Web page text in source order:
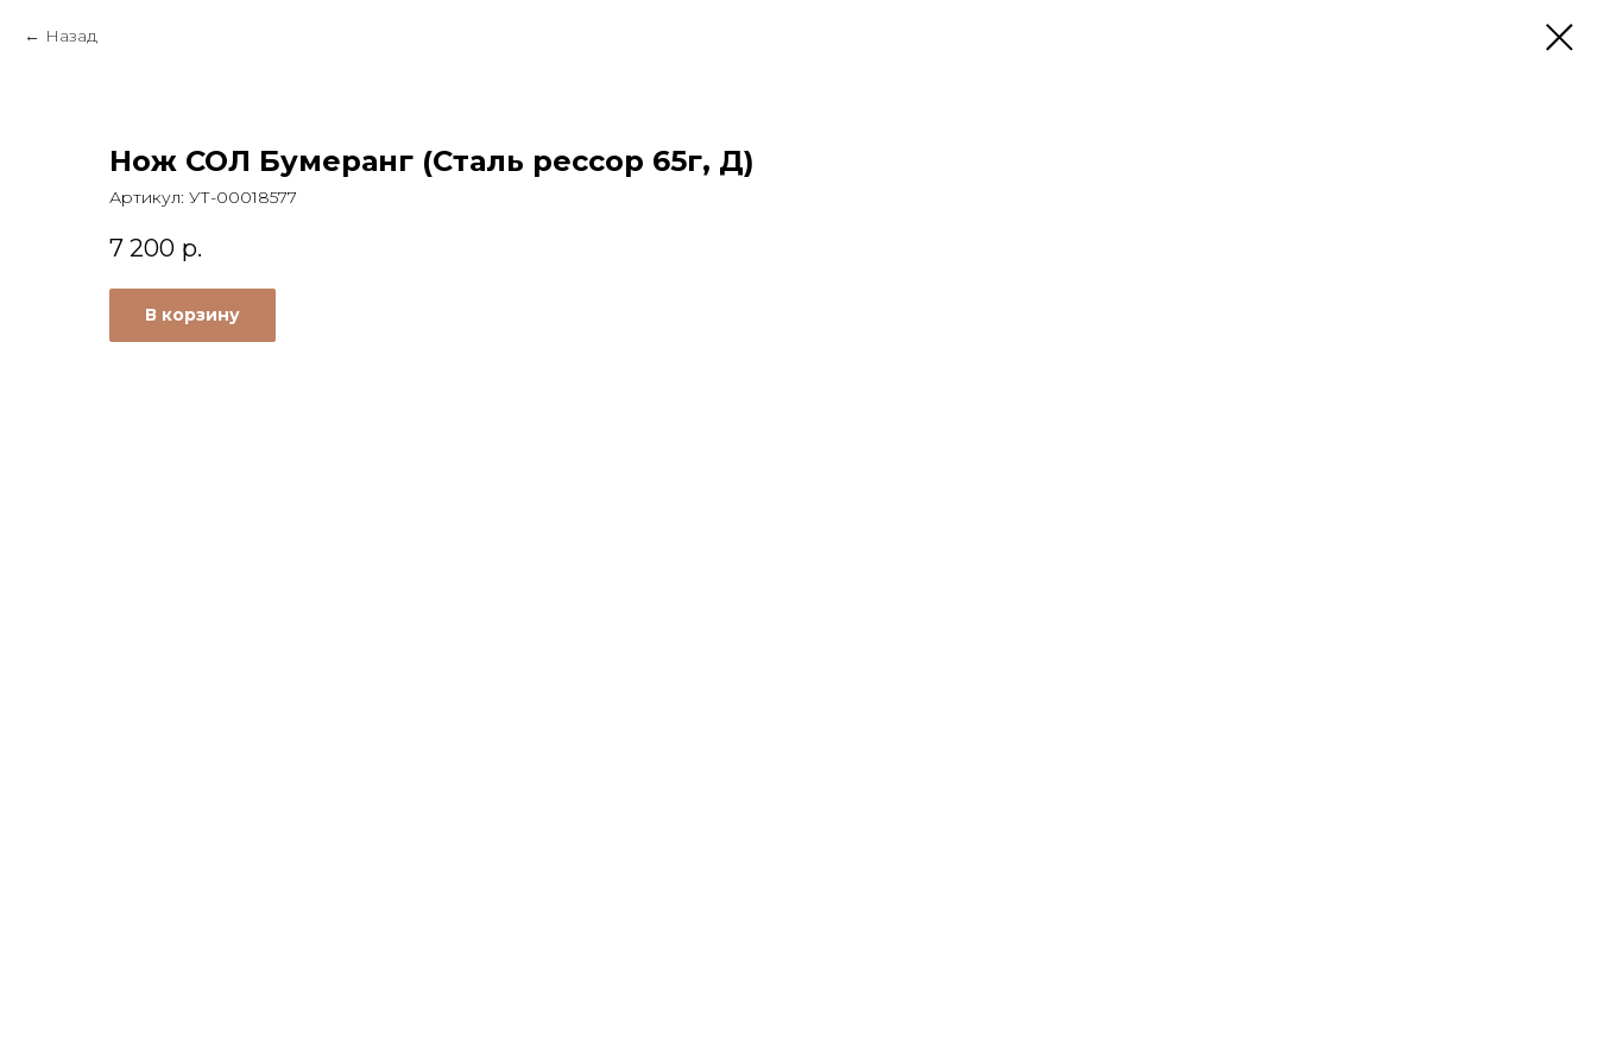
Назад
Нож СОЛ Бумеранг (Сталь рессор 65г, Д)
Артикул: УТ-00018577
7 200 р.
В корзину